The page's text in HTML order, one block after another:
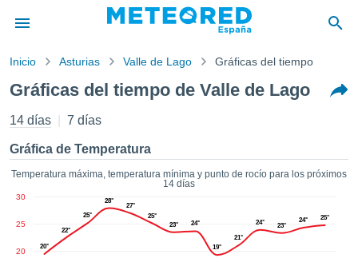
de
por
para
que la
que se
a este
las
Inicio Asturias Valle de Lago Gráficas del tiempo
Gráficas del tiempo de Valle de Lago
14 días 7 días
Gráfica de Temperatura
Temperatura máxima, temperatura mínima y punto de rocío para los próximos
14 días
20
25
30
20°
22°
25°
28°
27°
25°
23°
24°
19°
21°
24° 23°
24° 25°